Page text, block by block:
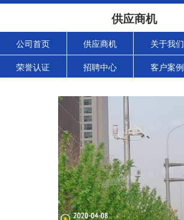
供应商机
公司首页 供应商机 关于我们
荣誉认证 招聘中心 客户案例